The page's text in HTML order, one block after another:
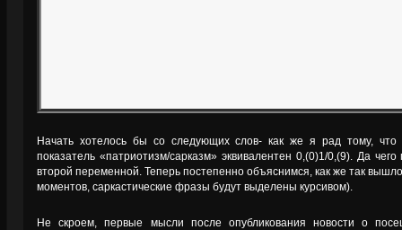
Начать хотелось бы со следующих слов- как же я рад тому, что
показатель «патриотизм/сарказм» эквивалентен 0,(0)1/0,(9). Да
второй переменной. Теперь постепенно объяснимся, как же так
моментов, саркастические фразы будут выделены курсивом).
Не скроем, первые мысли после опубликования новости о